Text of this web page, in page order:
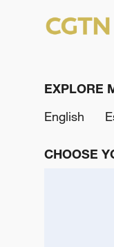
EXPLORE
English
CHOOSE